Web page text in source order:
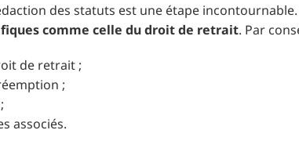
des statuts est une étape
comme celle du droit de retrait. Par
de retrait ;
;
associés.